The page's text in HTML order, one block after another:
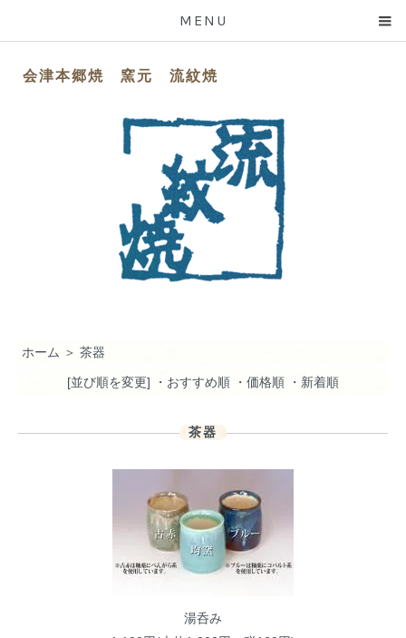
MENU
会津本郷焼 窯元 流紋焼
ホーム ＞茶器
[並び順を変更] ・おすすめ順 ・価格順 ・新着順
茶器
湯呑み